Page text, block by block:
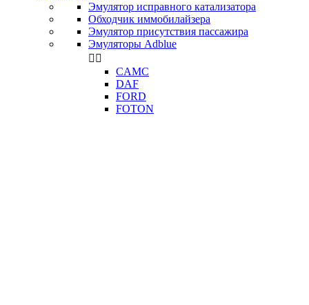
Эмулятор исправного катализатора
Обходчик иммобилайзера
Эмулятор присутствия пассажира
Эмуляторы Adblue
 
CAMC
DAF
FORD
FOTON